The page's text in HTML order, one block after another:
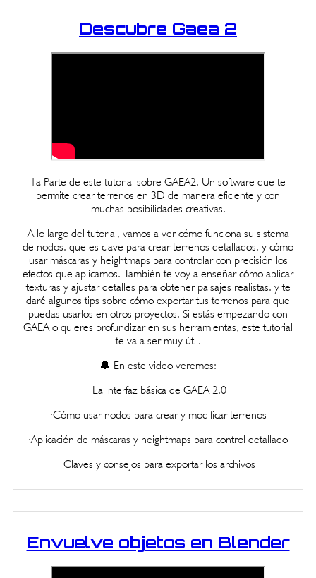
Descubre Gaea 2
1a Parte de este tutorial sobre GAEA2. Un software que te
permite crear terrenos en 3D de manera eficiente y con
muchas posibilidades creativas.
A lo largo del tutorial, vamos a ver cómo funciona su sistema
de nodos, que es clave para crear terrenos detallados, y cómo
usar máscaras y heightmaps para controlar con precisión los
efectos que aplicamos. También te voy a enseñar cómo aplicar
texturas y ajustar detalles para obtener paisajes realistas, y te
daré algunos tips sobre cómo exportar tus terrenos para que
puedas usarlos en otros proyectos. Si estás empezando con
GAEA o quieres profundizar en sus herramientas, este tutorial
te va a ser muy útil.
🔔 En este video veremos:
·La interfaz básica de GAEA 2.0
·Cómo usar nodos para crear y modificar terrenos
·Aplicación de máscaras y heightmaps para control detallado
·Claves y consejos para exportar los archivos
Envuelve objetos en Blender